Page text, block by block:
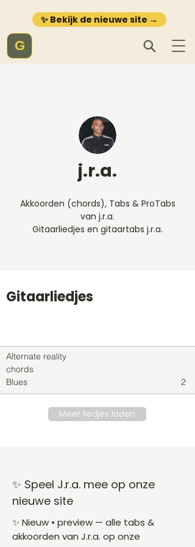
✨ Bekijk de nieuwe site →
G
j.r.a.
Akkoorden (chords), Tabs & ProTabs
van j.r.a.
Gitaarliedjes en gitaartabs j.r.a.
Gitaarliedjes
Alternate reality
chords
Blues
2
Meer liedjes laden
✨ Speel J.r.a. mee op onze
nieuwe site
✨ Nieuw • preview — alle tabs &
akkoorden van J.r.a. op onze